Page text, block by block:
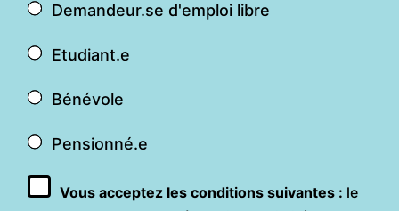
Demandeur.se d'emploi libre
Etudiant.e
Bénévole
Pensionné.e
Vous acceptez les conditions suivantes : le